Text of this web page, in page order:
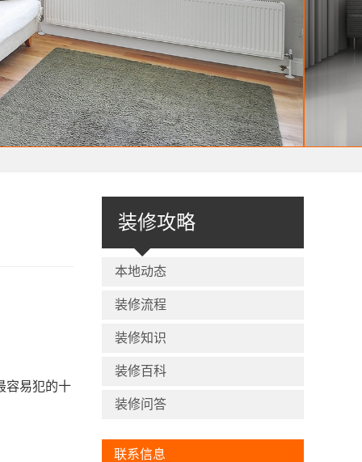
装修攻略
本地动态
装修流程
装修知识
装修百科
装修问答
联系信息
容易犯的十